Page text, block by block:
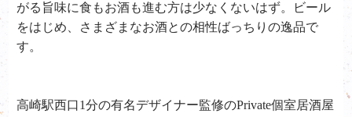
がる旨味に食もお酒も進む方は少なくないはず。ビール
をはじめ、さまざまなお酒との相性ばっちりの逸品で
す。
高崎駅西口1分の有名デザイナー監修のPrivate個室居酒屋